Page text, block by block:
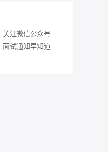
关注微信公众号
面试通知早知道